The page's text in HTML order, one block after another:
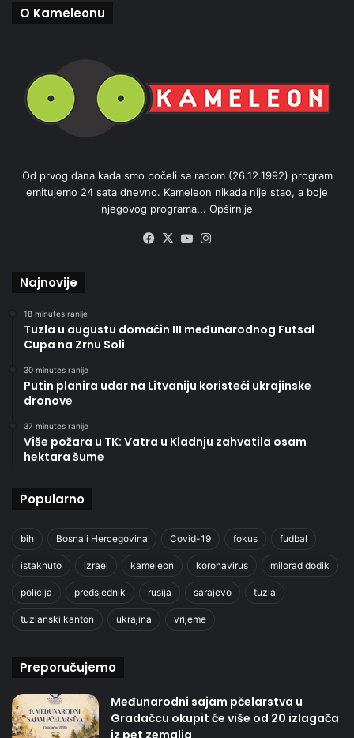
O Kameleonu
Od prvog dana kada smo počeli sa radom (26.12.1992) program
emitujemo 24 sata dnevno. Kameleon nikada nije stao, a boje
njegovog programa... Opširnije
Facebook
X YouTube
Najnovije
18 minutes ranije
Tuzla u augustu domaćin III međunarodnog Futsal
Cupa na Zrnu Soli
30 minutes ranije
Putin planira udar na Litvaniju koristeći ukrajinske
dronove
37 minutes ranije
Više požara u TK: Vatra u Kladnju zahvatila osam
hektara šume
Popularno
bih Bosna i Hercegovina Covid-19 fokus fudbal
istaknuto izrael kameleon koronavirus milorad dodik
policija predsjednik rusija sarajevo tuzla
tuzlanski kanton ukrajina vrijeme
Preporučujemo
Međunarodni sajam pčelarstva u
Gradačcu okupit će više od 20 izlagača